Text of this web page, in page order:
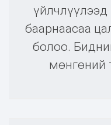
баарнаасаа
болоо.
мөнгөний